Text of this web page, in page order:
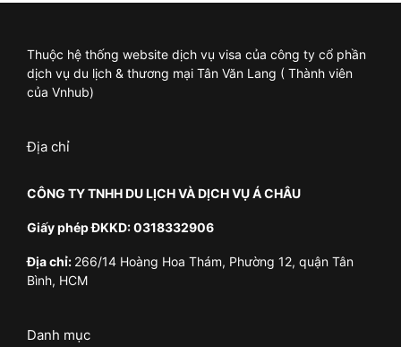
Thuộc hệ thống website dịch vụ visa của công ty cổ phần
dịch vụ du lịch & thương mại Tân Văn Lang ( Thành viên
của Vnhub)
Địa chỉ
CÔNG TY TNHH DU LỊCH VÀ DỊCH VỤ Á CHÂU
Giấy phép ĐKKD: 0318332906
Địa chỉ: 266/14 Hoàng Hoa Thám, Phường 12, quận Tân
Bình, HCM
Danh mục